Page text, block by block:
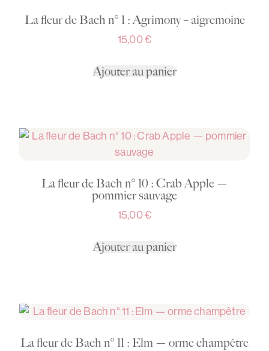
La fleur de Bach n° 1 : Agrimony – aigremoine
15,00€
Ajouter au panier
La fleur de Bach n° 10 : Crab Apple —
pommier sauvage
15,00€
Ajouter au panier
La fleur de Bach n° 11 : Elm — orme champêtre